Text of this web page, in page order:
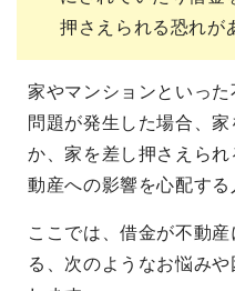
押さえられる恐れが
家やマンションといっ
問題が発生した場合、
か、家を差し押さえら
動産への影響を心配する
ここでは、借金が不動
る、次のようなお悩み